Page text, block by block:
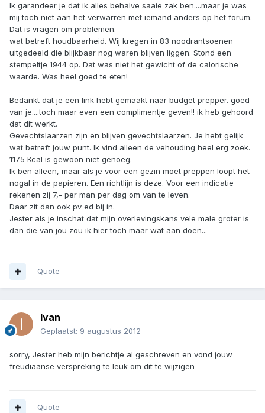
Ik garandeer je dat ik alles behalve saaie zak ben....maar je was
mij toch niet aan het verwarren met iemand anders op het forum.
Dat is vragen om problemen.
wat betreft houdbaarheid. Wij kregen in 83 noodrantsoenen
uitgedeeld die blijkbaar nog waren blijven liggen. Stond een
stempeltje 1944 op. Dat was niet het gewicht of de calorische
waarde. Was heel goed te eten!
Bedankt dat je een link hebt gemaakt naar budget prepper. goed
van je....toch maar even een complimentje geven!! ik heb gehoord
dat dit werkt.
Gevechtslaarzen zijn en blijven gevechtslaarzen. Je hebt gelijk
wat betreft jouw punt. Ik vind alleen de vehouding heel erg zoek.
1175 Kcal is gewoon niet genoeg.
Ik ben alleen, maar als je voor een gezin moet preppen loopt het
nogal in de papieren. Een richtlijn is deze. Voor een indicatie
rekenen zij 7,- per man per dag om van te leven.
Daar zit dan ook pv ed bij in.
Jester als je inschat dat mijn overlevingskans vele male groter is
dan die van jou zou ik hier toch maar wat aan doen...
Quote
Ivan
Geplaatst: 9 augustus 2012
sorry, Jester heb mijn berichtje al geschreven en vond jouw
freudiaanse verspreking te leuk om dit te wijzigen
Quote